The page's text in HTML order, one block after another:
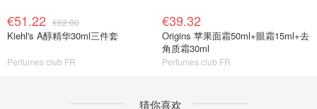
€51.22 €62.00
Kiehl's A醇精华30ml三件套
Perfumes club FR
€39.32
Origins 苹果面霜50ml+眼霜15ml+去
角质霜30ml
Perfumes club FR
猜你喜欢